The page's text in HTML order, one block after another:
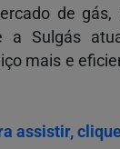
de
Sulgás
mais e
assistir,